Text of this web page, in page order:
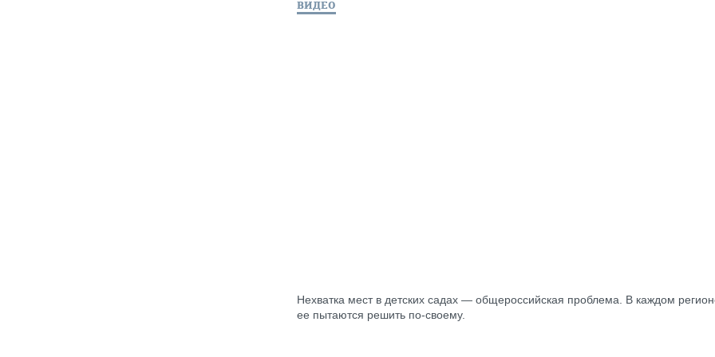
ВИДЕО
Нехватка мест в детских садах — общероссийская проблема. В каждом
ее пытаются решить по-своему.